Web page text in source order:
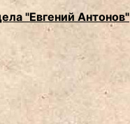
"Евгений Антонов"